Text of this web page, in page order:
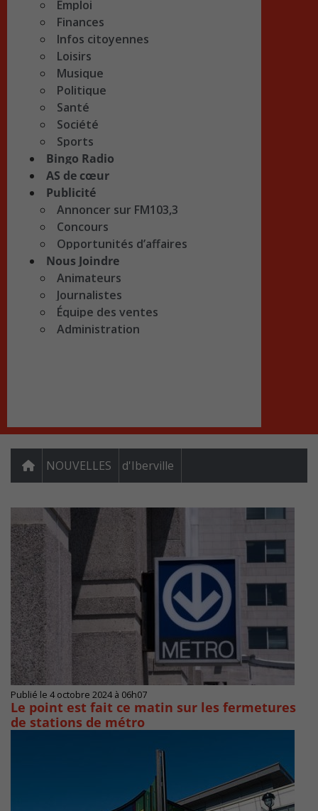
Emploi
Finances
Infos citoyennes
Loisirs
Musique
Politique
Santé
Société
Sports
Bingo Radio
AS de cœur
Publicité
Annoncer sur FM103,3
Concours
Opportunités d’affaires
Nous Joindre
Animateurs
Journalistes
Équipe des ventes
Administration
NOUVELLES d'Iberville
Publié le 4 octobre 2024 à 06h07
Le point est fait ce matin sur les fermetures
de stations de métro